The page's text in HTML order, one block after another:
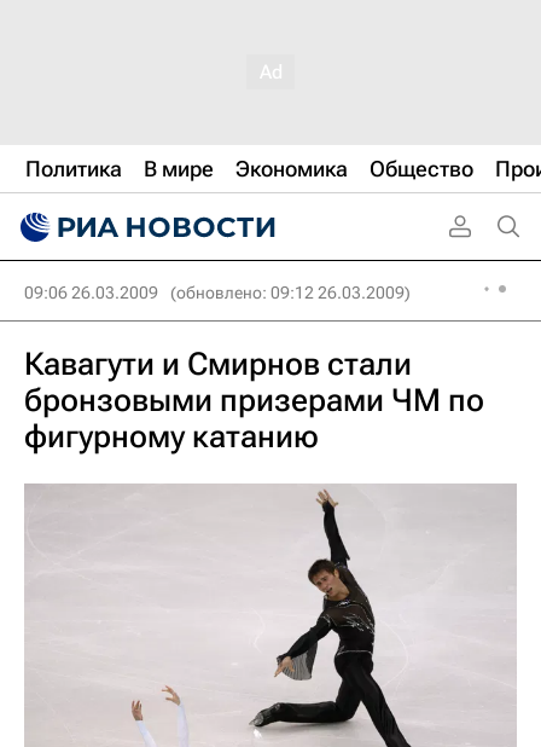
Политика В мире Экономика Общество
09:06 26.03.2009 (обновлено: 09:12 26.03.2009)
Кавагути и Смирнов стали
бронзовыми призерами ЧМ по
фигурному катанию